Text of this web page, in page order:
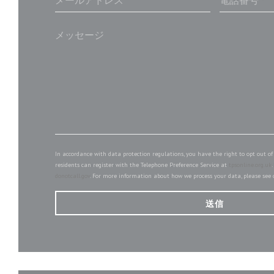
In accordance with data protection regulations, you have the right to opt out
residents can register with the Telephone Preference Service at
. For more information about how we process your data, please see